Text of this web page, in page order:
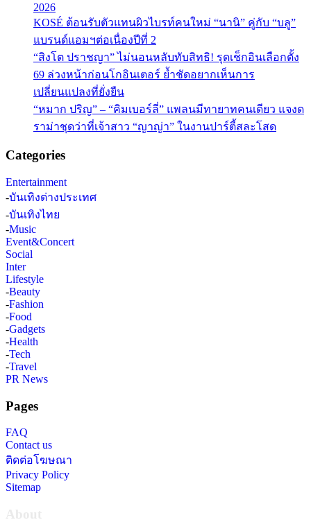
2026
KOSÉ ต้อนรับตัวแทนผิวไบรท์คนใหม่ “นานิ” คู่กับ “บลู”
แบรนด์แอมฯต่อเนื่องปีที่ 2
“สิงโต ปราชญา” ไม่นอนหลับทับสิทธิ! รุดเช็กอินเลือกตั้ง
69 ล่วงหน้าก่อนโกอินเตอร์ ย้ำชัดอยากเห็นการ
เปลี่ยนแปลงที่ยั่งยืน
“หมาก ปริญ” – “คิมเบอร์ลี่” แพลนมีทายาทคนเดียว แจงด
ราม่าชุดว่าที่เจ้าสาว “ญาญ่า” ในงานปาร์ตี้สละโสด
Categories
Entertainment
-บันเทิงต่างประเทศ
-บันเทิงไทย
-Music
Event&Concert
Social
Inter
Lifestyle
-Beauty
-Fashion
-Food
-Gadgets
-Health
-Tech
-Travel
PR News
Pages
FAQ
Contact us
ติดต่อโฆษณา
Privacy Policy
Sitemap